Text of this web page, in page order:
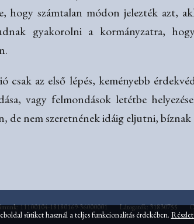
hogy számtalan módon jelezték azt,
gyakorolni a kormányzatra,
az első lépés, keményebb
vagy felmondások letétbe
de nem szeretnének idáig eljutni, bíznak
11100104-18180169-36000001 Látogatók: 31830755
sütiket használ a teljes funkcionalitás érdekében.